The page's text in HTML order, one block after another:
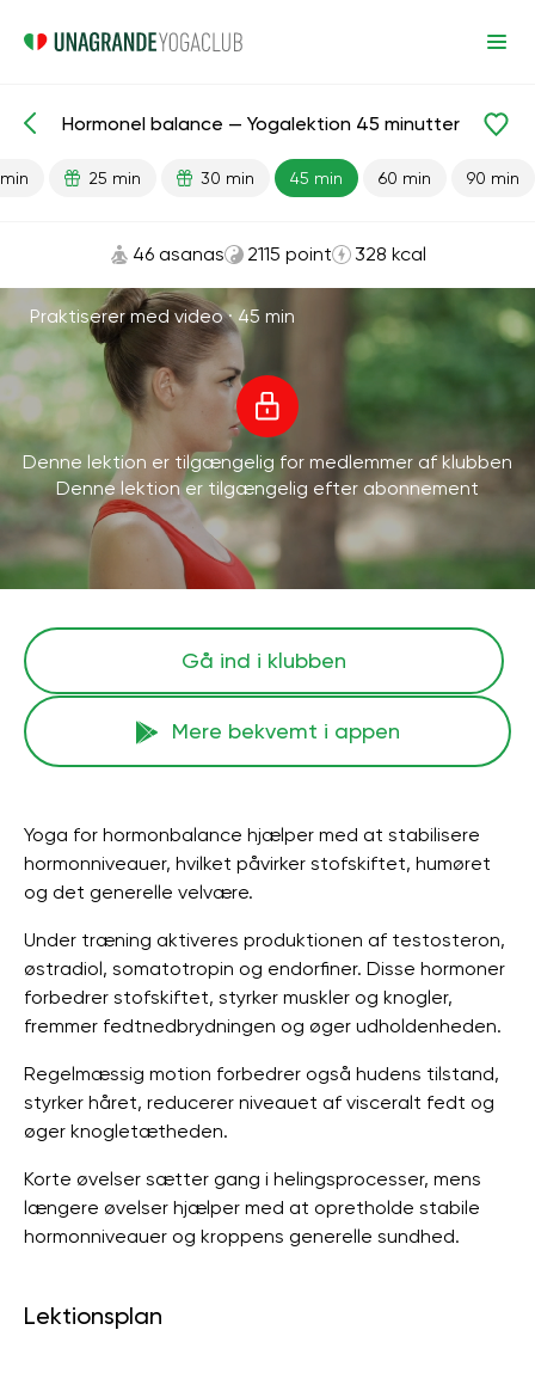
Færdiglavede lektioner Energi
Hormonel balance — Yogalektion 45 minutter
25 min 30 min 45 min 60 min 90 min
46 asanas 2115 point 328 kcal
Praktiserer med video · 45 min
Denne lektion er tilgængelig for medlemmer af klubben
Denne lektion er tilgængelig efter abonnement
Gå ind i klubben
Mere bekvemt i appen
Yoga for hormonbalance hjælper med at stabilisere
hormonniveauer, hvilket påvirker stofskiftet, humøret
og det generelle velvære.
Under træning aktiveres produktionen af ​​testosteron,
østradiol, somatotropin og endorfiner. Disse hormoner
forbedrer stofskiftet, styrker muskler og knogler,
fremmer fedtnedbrydningen og øger udholdenheden.
Regelmæssig motion forbedrer også hudens tilstand,
styrker håret, reducerer niveauet af visceralt fedt og
øger knogletætheden.
Korte øvelser sætter gang i helingsprocesser, mens
længere øvelser hjælper med at opretholde stabile
hormonniveauer og kroppens generelle sundhed.
Lektionsplan